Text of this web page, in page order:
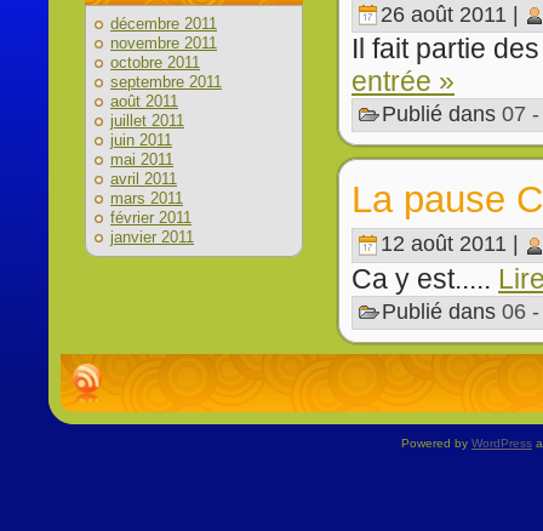
décembre 2011
novembre 2011
octobre 2011
septembre 2011
août 2011
juillet 2011
juin 2011
mai 2011
avril 2011
mars 2011
février 2011
janvier 2011
26 août 2011 |
Il fait partie
entrée »
Publié dans 07
La pause
12 août 2011 |
Ca y est.....
Publié dans 06
Powered by WordPress